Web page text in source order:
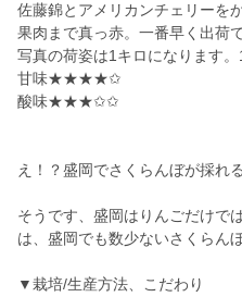
佐藤錦とアメリカンチェリーを
果肉まで真っ赤。一番早く出荷
写真の荷姿は1キロになります。
甘味★★★★✩
酸味★★★✩✩
え！？盛岡でさくらんぼが採れ
そうです、盛岡はりんごだけで
は、盛岡でも数少ないさくらん
▼栽培/生産方法、こだわり